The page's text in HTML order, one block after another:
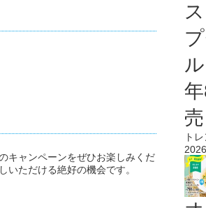
キャンペーンをぜひお楽しみくだ
ただける絶好の機会です。
売
ト